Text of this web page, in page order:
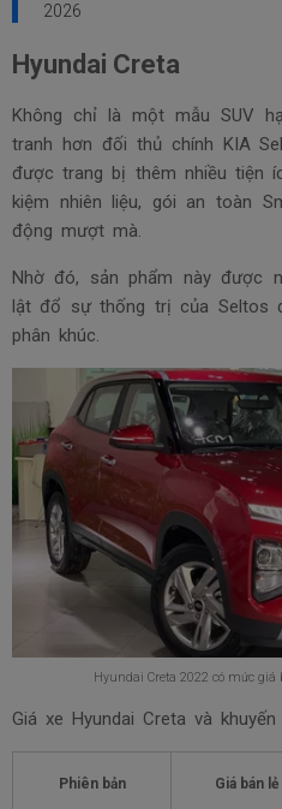
2026
Hyundai Creta
Không chỉ là một mẫu SUV
tranh hơn đối thủ chính KIA
được trang bị thêm nhiều tiện
kiệm nhiên liệu, gói an toàn
động mượt mà.
Nhờ đó, sản phẩm này được
lật đổ sự thống trị của Seltos
phân khúc.
Hyundai Creta 2022 có mức
Giá xe Hyundai Creta và
Phiên bản Giá bán lẻ